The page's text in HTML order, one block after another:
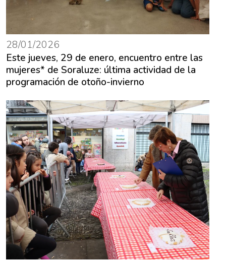
28/01/2026
Este jueves, 29 de enero, encuentro entre las
mujeres* de Soraluze: última actividad de la
programación de otoño-invierno